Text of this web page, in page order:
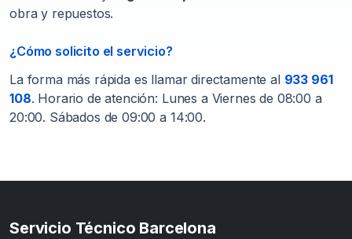
obra y repuestos.
¿Cómo solicito el servicio?
La forma más rápida es llamar directamente al 933 961
108. Horario de atención: Lunes a Viernes de 08:00 a
20:00. Sábados de 09:00 a 14:00.
Servicio Técnico Barcelona